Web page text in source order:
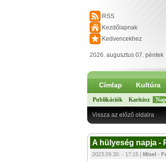
RSS
Kezdőlapnak
Kedvencekhez
2026. augusztus 07. péntek
Címlap Kultúra
Publikációk Karitász
Vissza az előző oldalra
A hülyeség napja -
2023.09.30. - 17:15 | Misel -